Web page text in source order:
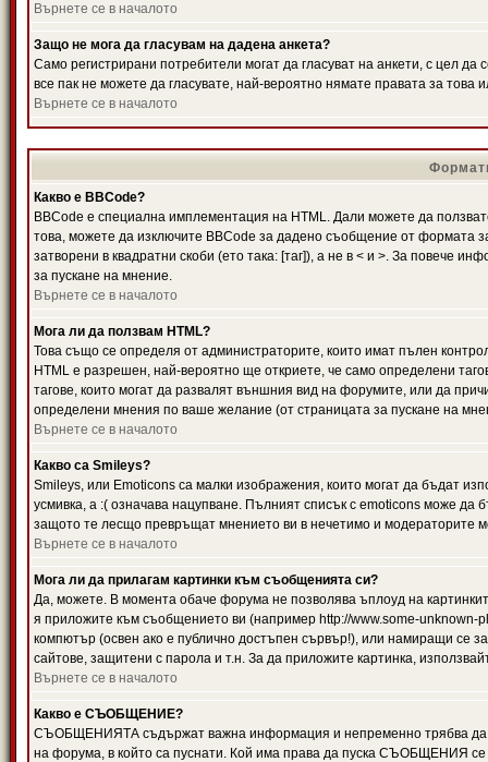
Върнете се в началото
Защо не мога да гласувам на дадена анкета?
Само регистрирани потребители могат да гласуват на анкети, с цел
все пак не можете да гласувате, най-вероятно нямате правата за това
Върнете се в началото
Какво е BBCode?
BBCode е специална имплементация на HTML. Дали можете да
това, можете да изключите BBCode за дадено съобщение от формата
затворени в квадратни скоби (ето така: [таг]), а не в < и >. За повече
за пускане на мнение.
Върнете се в началото
Мога ли да ползвам HTML?
Това също се определя от администраторите, които имат пълен
HTML е разрешен, най-вероятно ще откриете, че само определени
тагове, които могат да развалят външния вид на форумите, или да
определени мнения по ваше желание (от страницата за пускане на
Върнете се в началото
Какво са Smileys?
Smileys, или Emoticons са малки изображения, които могат да бъдат
усмивка, а :( означава нацупване. Пълният списък с emoticons може да
защото те лесщо превръщат мнението ви в нечетимо и модераторите
Върнете се в началото
Мога ли да прилагам картинки към съобщенията си?
Да, можете. В момента обаче форума не позволява ъплоуд на
я приложите към съобщението ви (например http://www.some-
компютър (освен ако е публично достъпен сървър!), или намиращи се
сайтове, защитени с парола и т.н. За да приложите картинка,
Върнете се в началото
Какво е СЪОБЩЕНИЕ?
СЪОБЩЕНИЯТА съдържат важна информация и непременно трябва да
на форума, в който са пуснати. Кой има права да пуска СЪОБЩЕНИЯ се